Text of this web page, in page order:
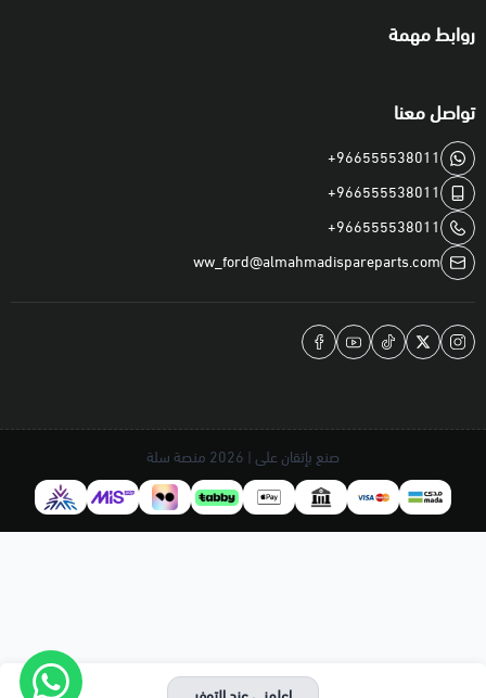
روابط مهمة
تواصل معنا
+966555538011
+966555538011
+966555538011
ww_ford@almahmadispareparts.com
صنع بإتقان على | 2026 منصة سلة